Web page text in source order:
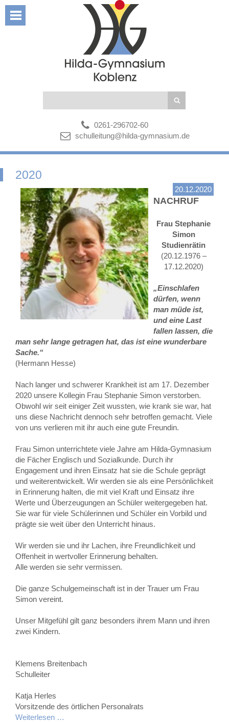
0261-296702-60
schulleitung@hilda-gymnasium.de
2020
20.12.2020
NACHRUF
Frau Stephanie
Simon
Studienrätin
(20.12.1976 –
17.12.2020)
„Einschlafen
dürfen, wenn
man müde ist,
und eine Last
fallen lassen, die
man sehr lange getragen hat, das ist eine wunderbare
Sache.“
(Hermann Hesse)
Nach langer und schwerer Krankheit ist am 17. Dezember
2020 unsere Kollegin Frau Stephanie Simon verstorben.
Obwohl wir seit einiger Zeit wussten, wie krank sie war, hat
uns diese Nachricht dennoch sehr betroffen gemacht. Viele
von uns verlieren mit ihr auch eine gute Freundin.
Frau Simon unterrichtete viele Jahre am Hilda-Gymnasium
die Fächer Englisch und Sozialkunde. Durch ihr
Engagement und ihren Einsatz hat sie die Schule geprägt
und weiterentwickelt. Wir werden sie als eine Persönlichkeit
in Erinnerung halten, die mit viel Kraft und Einsatz ihre
Werte und Überzeugungen an Schüler weitergegeben hat.
Sie war für viele Schülerinnen und Schüler ein Vorbild und
prägte sie weit über den Unterricht hinaus.
Wir werden sie und ihr Lachen, ihre Freundlichkeit und
Offenheit in wertvoller Erinnerung behalten.
Alle werden sie sehr vermissen.
Die ganze Schulgemeinschaft ist in der Trauer um Frau
Simon vereint.
Unser Mitgefühl gilt ganz besonders ihrem Mann und ihren
zwei Kindern.
Klemens Breitenbach
Schulleiter
Katja Herles
Vorsitzende des örtlichen Personalrats
Weiterlesen …